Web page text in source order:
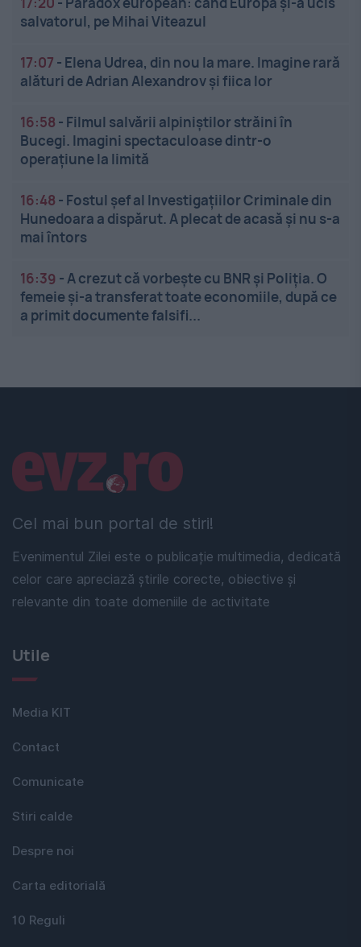
salvatorul, pe Mihai Viteazul
17:07 - Elena Udrea, din nou la mare. Imagine rară
alături de Adrian Alexandrov și fiica lor
16:58 - Filmul salvării alpiniștilor străini în
Bucegi. Imagini spectaculoase dintr-o
operațiune la limită
16:48 - Fostul șef al Investigațiilor Criminale din
Hunedoara a dispărut. A plecat de acasă și nu s-a
mai întors
16:39 -A crezut că vorbește cu BNR și Poliția. O
femeie și-a transferat toate economiile, după ce
a primit documente falsifi...
Cel mai bun portal de stiri!
Evenimentul Zilei este o publicație multimedia, dedicată
celor care apreciază știrile corecte, obiective și
relevante din toate domeniile de activitate
Linkuri utile
Utile
Media KIT
Contact
Comunicate
Stiri calde
Despre noi
Carta editorială
10 Reguli